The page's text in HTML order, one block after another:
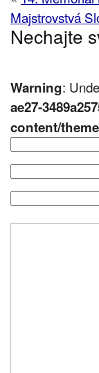
Majstrovstvá
Nechajte
Warning:
ae27-
content/